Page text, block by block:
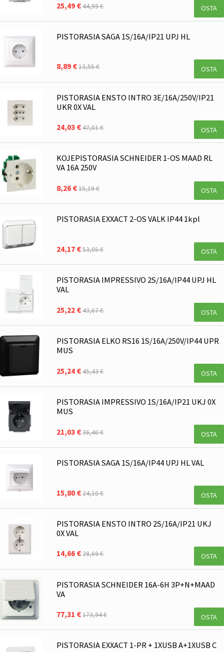
25,49 €44,99 € OSTA
PISTORASIA SAGA 1S/16A/IP21 UPJ HL
8,89 €13,55 € OSTA
PISTORASIA ENSTO INTRO 3E/16A/250V/IP21
UKR 0X VAL
24,03 €47,01 € OSTA
KOJEPISTORASIA SCHNEIDER 1-OS MAAD RL
VA 16A 250V
8,26 €15,19 € OSTA
PISTORASIA EXXACT 2-OS VALK IP44 1kpl
24,17 €53,05 € OSTA
PISTORASIA IMPRESSIVO 2S/16A/IP44 UPJ HL
VAL
25,22 €43,67 € OSTA
PISTORASIA ELKO RS16 1S/16A/250V/IP44 UPR
MUS
25,24 €45,43 € OSTA
PISTORASIA IMPRESSIVO 1S/16A/IP21 UKJ 0X
MUS
21,03 €36,40 € OSTA
PISTORASIA SAGA 1S/16A/IP44 UPJ HL VAL
15,80 €24,10 € OSTA
PISTORASIA ENSTO INTRO 2S/16A/IP21 UKJ
0X VAL
14,66 €28,69 € OSTA
PISTORASIA SCHNEIDER 16A-6H 3P+N+MAAD
VA
77,31 €173,94 € OSTA
PISTORASIA EXXACT 1-PR + 1XUSB A+1XUSB C